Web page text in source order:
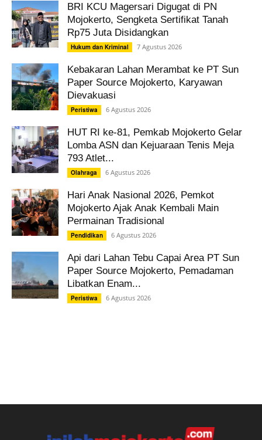
BRI KCU Magersari Digugat di PN
Mojokerto, Sengketa Sertifikat Tanah
Rp75 Juta Disidangkan
Hukum dan Kriminal 7 Agustus 2026
Kebakaran Lahan Merambat ke PT Sun
Paper Source Mojokerto, Karyawan
Dievakuasi
Peristiwa 6 Agustus 2026
HUT RI ke-81, Pemkab Mojokerto Gelar
Lomba ASN dan Kejuaraan Tenis Meja
793 Atlet...
Olahraga 6 Agustus 2026
Hari Anak Nasional 2026, Pemkot
Mojokerto Ajak Anak Kembali Main
Permainan Tradisional
Pendidikan 6 Agustus 2026
Api dari Lahan Tebu Capai Area PT Sun
Paper Source Mojokerto, Pemadaman
Libatkan Enam...
Peristiwa 6 Agustus 2026